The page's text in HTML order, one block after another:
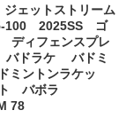
ェットストリーム
100 2025SS ゴ
ディフェンスプレ
バドラケ バドミ
ントンラケッ
バボラ
78